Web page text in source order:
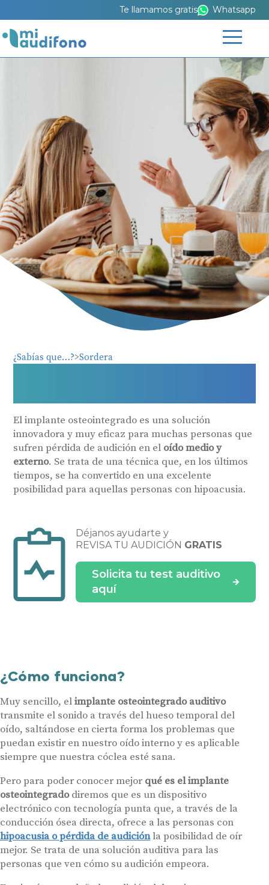
Te llamamos gratis Whatsapp
¿Sabías que…? Sordera
¿Qué es el implante
El implante osteointegrado es una solución
innovadora y muy eficaz para muchas personas que
sufren pérdida de audición en el oído medio y
externo. Se trata de una técnica que, en los últimos
tiempos, se ha convertido en una excelente
posibilidad para aquellas personas con hipoacusia.
Déjanos ayudarte y
REVISA TU AUDICIÓN GRATIS
Solicita tu test auditivo
aquí
¿Cómo funciona?
Muy sencillo, elimplante osteointegrado auditivo
transmite el sonido a través del hueso temporal del
oído, saltándose en cierta forma los problemas que
puedan existir en nuestro oído interno y es aplicable
siempre que nuestra cóclea esté sana.
Pero para poder conocer mejor qué es el implante
osteointegradodiremos que es un dispositivo
electrónico con tecnología punta que, a través de la
conducción ósea directa, ofrece a las personas con
hipoacusia o pérdida de audiciónla posibilidad de oír
mejor. Se trata de una solución auditiva para las
personas que ven cómo su audición empeora.